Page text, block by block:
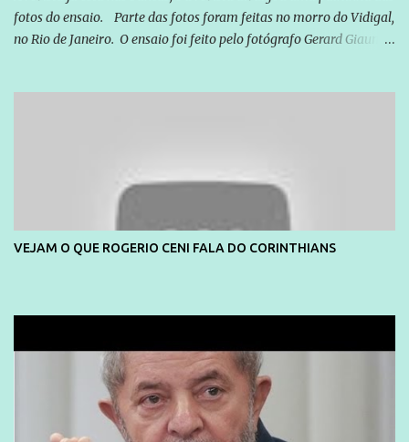
fotos do ensaio. Parte das fotos foram feitas no morro do Vidigal,
no Rio de Janeiro. O ensaio foi feito pelo fotógrafo Gerard Giaume
VEJAM O QUE ROGERIO CENI FALA DO CORINTHIANS